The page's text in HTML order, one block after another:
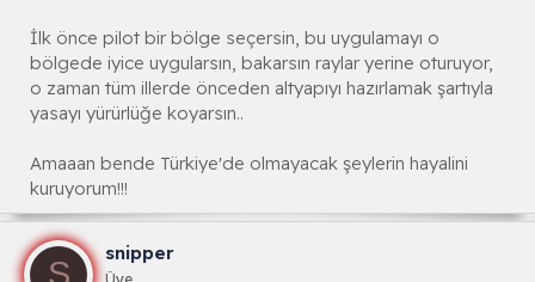
İlk önce pilot bir bölge seçersin, bu uygulamayı o
bölgede iyice uygularsın, bakarsın raylar yerine oturuyor,
o zaman tüm illerde önceden altyapıyı hazırlamak şartıyla
yasayı yürürlüğe koyarsın..
Amaaan bende Türkiye'de olmayacak şeylerin hayalini
kuruyorum!!!
S
snipper